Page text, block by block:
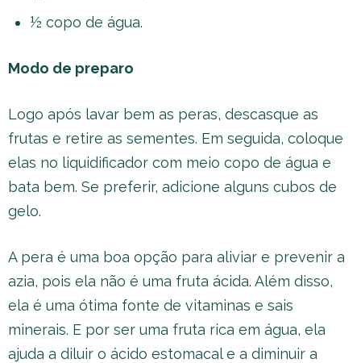
½ copo de água.
Modo de preparo
Logo após lavar bem as peras, descasque as
frutas e retire as sementes. Em seguida, coloque
elas no liquidificador com meio copo de água e
bata bem. Se preferir, adicione alguns cubos de
gelo.
A pera é uma boa opção para aliviar e prevenir a
azia, pois ela não é uma fruta ácida. Além disso,
ela é uma ótima fonte de vitaminas e sais
minerais. E por ser uma fruta rica em água, ela
ajuda a diluir o ácido estomacal e a diminuir a